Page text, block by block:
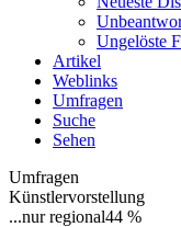
Ungelöste
Artikel
Weblinks
Umfragen
Suche
Sehen
Umfragen
Künstlervorstellung
...nur regional44 %